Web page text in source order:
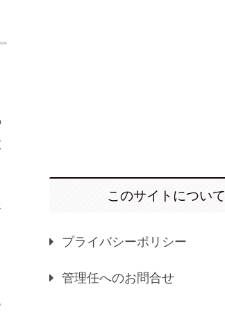
このサイトについて
プライバシーポリシー
管理任へのお問合せ